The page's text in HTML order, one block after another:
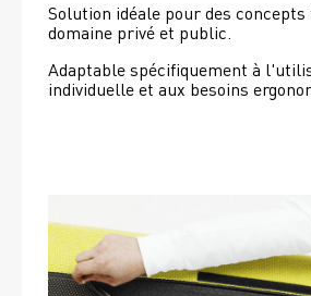
Solution idéale pour des
domaine privé et public.
Adaptable spécifiquement à
individuelle et aux besoins